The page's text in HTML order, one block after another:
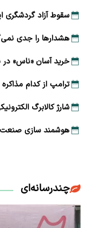
سقوط آزاد گردشگری
هشدارها را جدی
خرید آسان «ناس» در
ترامپ از کدام
شارژ کالابرگ
هوشمند سازی صنعت
چندرسانه‌ای